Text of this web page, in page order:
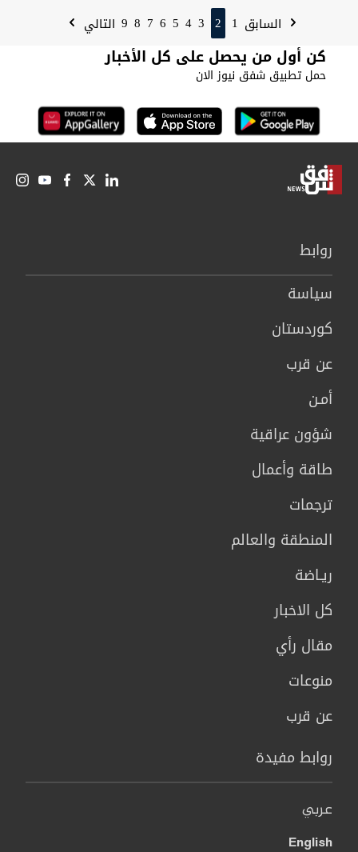
السابق 1
2
3
4
5
6
7
8
9 التالي
كن أول من يحصل على كل الأخبار
حمل تطبيق شفق نيوز الان
روابط
سیاسة
كوردستان
عن قرب
أمـن
شؤون عراقية
طاقة وأعمال
ترجمات
المنطقة والعالم
ريـاضة
كل الاخبار
مقال رأي
منوعات
عن قرب
روابط مفيدة
عربي
English